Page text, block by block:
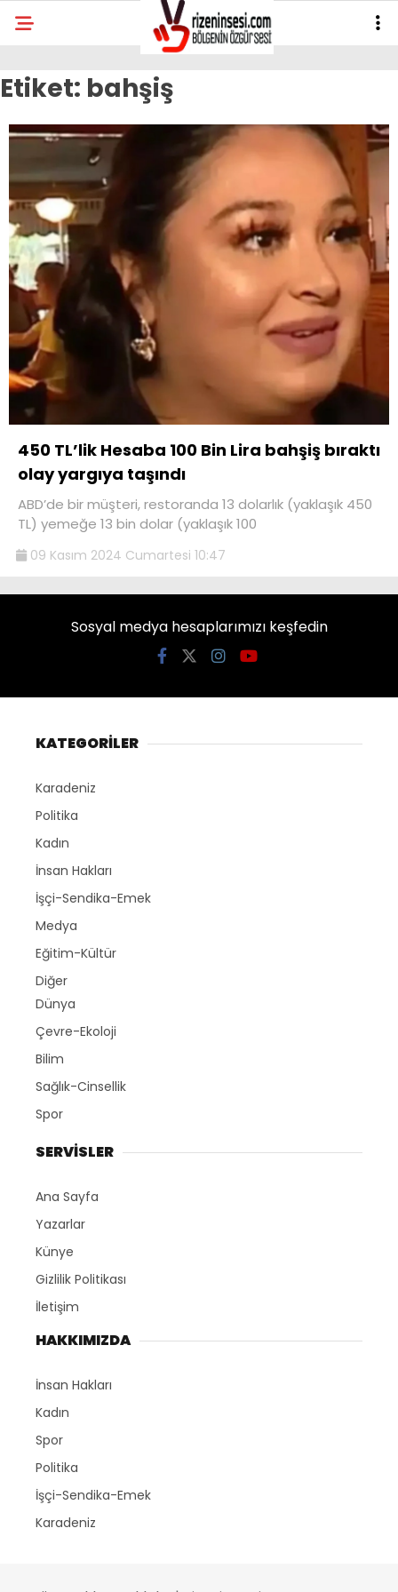
Etiket: bahşiş
450 TL’lik Hesaba 100 Bin Lira bahşiş bıraktı
olay yargıya taşındı
ABD’de bir müşteri, restoranda 13 dolarlık (yaklaşık 450
TL) yemeğe 13 bin dolar (yaklaşık 100
09 Kasım 2024 Cumartesi 10:47
Sosyal medya hesaplarımızı keşfedin
KATEGORİLER
Karadeniz
Politika
Kadın
İnsan Hakları
İşçi-Sendika-Emek
Medya
Eğitim-Kültür
Diğer
Dünya
Çevre-Ekoloji
Bilim
Sağlık-Cinsellik
Spor
SERVİSLER
Ana Sayfa
Yazarlar
Künye
Gizlilik Politikası
İletişim
HAKKIMIZDA
İnsan Hakları
Kadın
Spor
Politika
İşçi-Sendika-Emek
Karadeniz